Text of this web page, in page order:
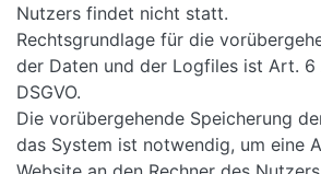
Nutzers findet nicht statt.
Rechtsgrundlage für die
der Daten und der Logfiles ist Art. 6
DSGVO.
Die vorübergehende Speicherung
das System ist notwendig, um eine